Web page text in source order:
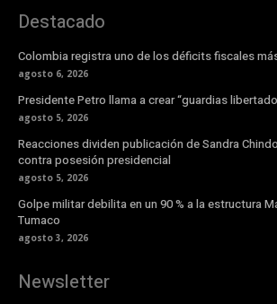
Destacado
Colombia registra uno de los déficits fiscales
agosto 6, 2026
Presidente Petro llama a crear “guardias
agosto 5, 2026
Reacciones dividen publicación de Sandra
contra posesión presidencial
agosto 5, 2026
Golpe militar debilita en un 90 % a la estructura
Tumaco
agosto 3, 2026
Newsletter